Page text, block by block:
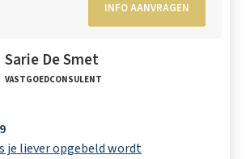
INFO AANVRAGEN
Sarie De Smet
VASTGOEDCONSULENT
je liever opgebeld wordt